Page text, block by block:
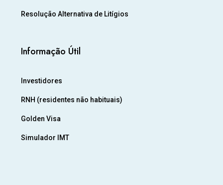
Resolução Alternativa de Litígios
Informação Útil
Investidores
RNH (residentes não habituais)
Golden Visa
Simulador IMT